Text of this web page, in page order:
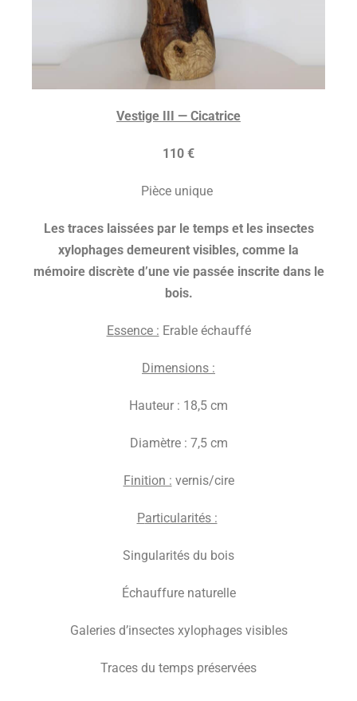
Vestige III — Cicatrice
110 €
Pièce unique
Les traces laissées par le temps et les insectes
xylophages demeurent visibles, comme la
mémoire discrète d’une vie passée inscrite dans le
bois.
Essence : Erable échauffé
Dimensions :
Hauteur : 18,5 cm
Diamètre : 7,5 cm
Finition : vernis/cire
Particularités :
Singularités du bois
Échauffure naturelle
Galeries d’insectes xylophages visibles
Traces du temps préservées